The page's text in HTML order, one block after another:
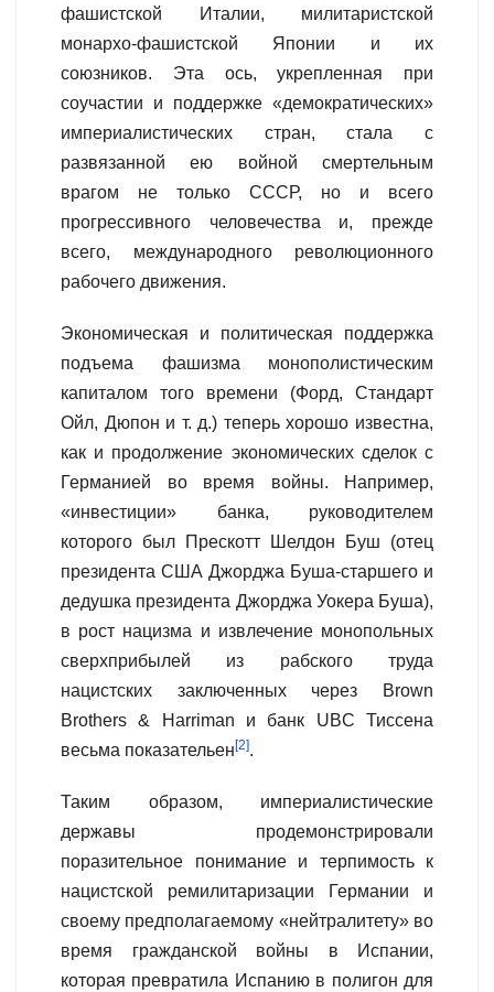
фашистской Италии, милитаристской
монархо-фашистской Японии и их
союзников. Эта ось, укрепленная при
соучастии и поддержке «демократических»
империалистических стран, стала с
развязанной ею войной смертельным
врагом не только СССР, но и всего
прогрессивного человечества и, прежде
всего, международного революционного
рабочего движения.
Экономическая и политическая поддержка
подъема фашизма монополистическим
капиталом того времени (Форд, Стандарт
Ойл, Дюпон и т. д.) теперь хорошо известна,
как и продолжение экономических сделок с
Германией во время войны. Например,
«инвестиции» банка, руководителем
которого был Прескотт Шелдон Буш (отец
президента США Джорджа Буша-старшего и
дедушка президента Джорджа Уокера Буша),
в рост нацизма и извлечение монопольных
сверхприбылей из рабского труда
нацистских заключенных через Brown
Brothers & Harriman и банк UBC Тиссена
весьма показательен [2].
Таким образом, империалистические
державы продемонстрировали
поразительное понимание и терпимость к
нацистской ремилитаризации Германии и
своему предполагаемому «нейтралитету» во
время гражданской войны в Испании,
которая превратила Испанию в полигон для